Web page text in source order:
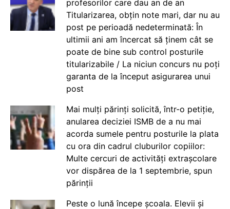
profesorilor care dau an de an
Titularizarea, obțin note mari, dar nu au
post pe perioadă nedeterminată: În
ultimii ani am încercat să ținem cât se
poate de bine sub control posturile
titularizabile / La niciun concurs nu poți
garanta de la început asigurarea unui
post
Mai mulți părinți solicită, într-o petiție,
anularea deciziei ISMB de a nu mai
acorda sumele pentru posturile la plata
cu ora din cadrul cluburilor copiilor:
Multe cercuri de activități extrașcolare
vor dispărea de la 1 septembrie, spun
părinții
Peste o lună începe școala. Elevii și